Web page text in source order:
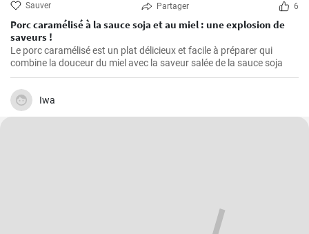
Sauver Partager 6
Porc caramélisé à la sauce soja et au miel : une explosion de
saveurs !
Le porc caramélisé est un plat délicieux et facile à préparer qui
combine la douceur du miel avec la saveur salée de la sauce soja
Iwa